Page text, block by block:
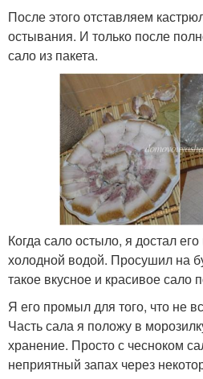
После этого отставляем
остывания. И только после
сало из пакета.
Когда сало остыло, я достал
холодной водой. Просушил на
такое вкусное и красивое сало
Я его промыл для того, что не
Часть сала я положу в
хранение. Просто с чесноком
неприятный запах через